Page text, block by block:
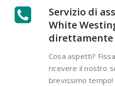
Servizio di
White
direttamente
Cosa aspetti?
ricevere il nostro
brevissimo tempo!